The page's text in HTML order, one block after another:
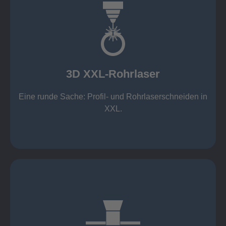
3D XXL-Rohrlaser
Eine runde Sache: Profil- und Rohrlaserschneiden in
XXL.
3D XXL-Rohrlaser
Rechteckprofile bis 300 x 300 mm
Wandstärken:
Nichtrostende Stähle 15 mm (oxidfrei)
Aluminium 10 mm (oxidfrei)